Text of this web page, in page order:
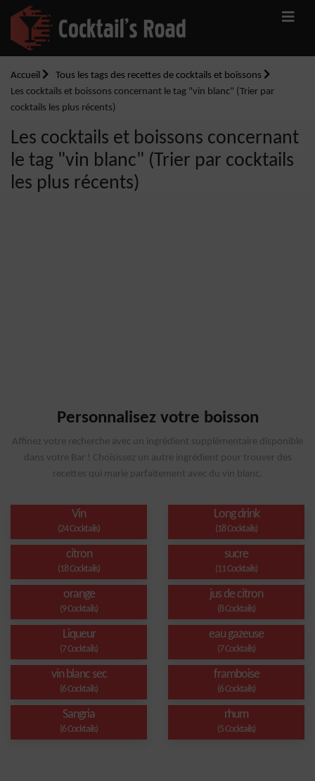
Accueil
Tous les tags des recettes de cocktails et boissons
Les cocktails et boissons concernant le tag "vin blanc" (Trier par
cocktails les plus récents)
Les cocktails et boissons concernant
le tag "vin blanc" (Trier par cocktails
les plus récents)
Personnalisez votre boisson
Affinez votre recherche avec un ingrédient supplémentaire disponible
dans votre Bar ! Choisissez un autre ingrédient pour trouver des
recettes qui marie parfaitement avec du vin blanc.
Vin
(24 Cocktails)
Long drink
(18 Cocktails)
citron
(18 Cocktails)
sucre
(11 Cocktails)
orange
(9 Cocktails)
jus de citron
(8 Cocktails)
Liqueur
(7 Cocktails)
eau gazeuse
(7 Cocktails)
vin blanc sec
(6 Cocktails)
framboise
(6 Cocktails)
Sangria
(6 Cocktails)
rhum
(5 Cocktails)